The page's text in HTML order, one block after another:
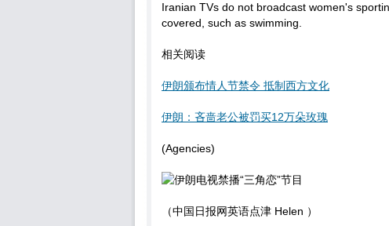
Iranian TVs do not broadcast women's
covered, such as swimming.
相关阅读
伊朗颁布情人节禁令 抵制西方文化
伊朗：吝啬老公被罚买12万朵玫瑰
(Agencies)
（中国日报网英语点津 Helen ）